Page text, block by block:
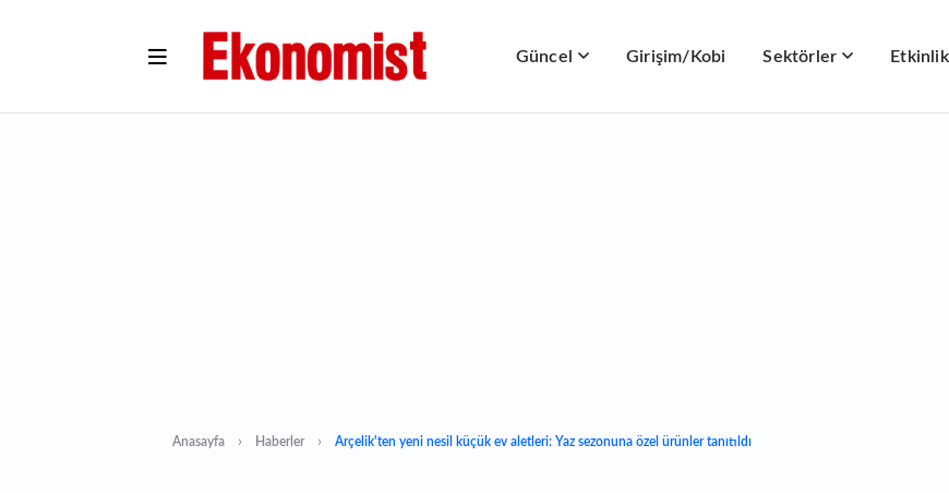
Güncel Girişim/Kobi Sektörler
Anasayfa Haberler Arçelik'ten yeni nesil küçük ev aletleri: Yaz sezonuna özel ürünler tanıtıldı